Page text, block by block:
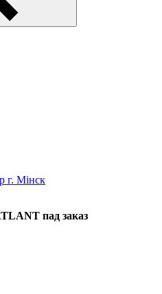
г. Мінск
пад заказ